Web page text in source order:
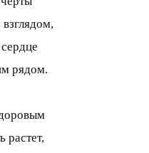
рядом.
растет,